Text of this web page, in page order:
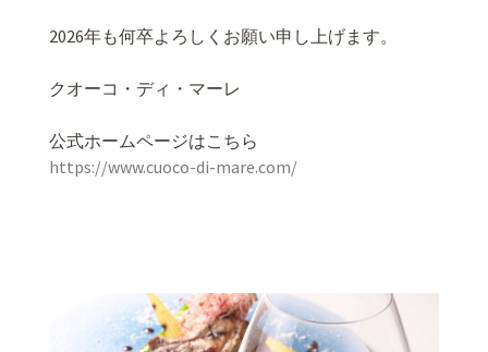
2026年も何卒よろしくお願い申し上げます。
クオーコ・ディ・マーレ
公式ホームページはこちら
https://www.cuoco-di-mare.com/